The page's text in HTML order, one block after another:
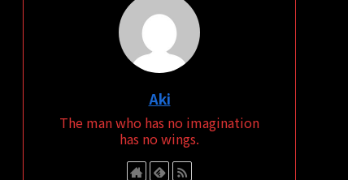
Aki
The man who has no imagination
has no wings.